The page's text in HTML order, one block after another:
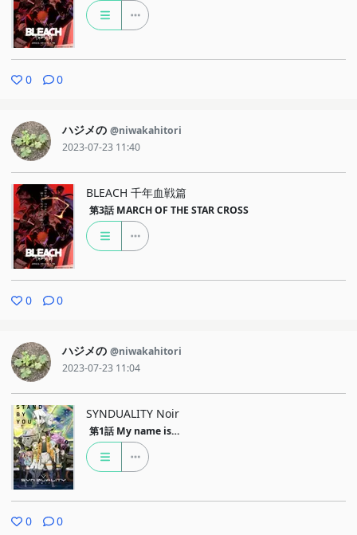
0 0
ハジメの @niwakahitori
2023-07-23 11:40
BLEACH 千年血戦篇
第3話 MARCH OF THE STAR CROSS
0 0
ハジメの @niwakahitori
2023-07-23 11:04
SYNDUALITY Noir
第1話 My name is…
0 0